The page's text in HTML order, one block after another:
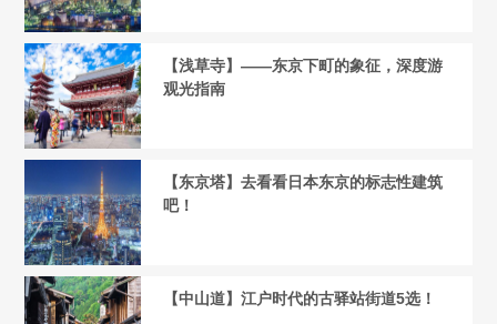
【浅草寺】——东京下町的象征，深度游
观光指南
【东京塔】去看看日本东京的标志性建筑
吧！
【中山道】江户时代的古驿站街道5选！